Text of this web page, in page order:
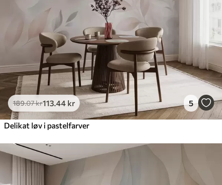
189.07kr113 .44 kr 5
Delikat løv i pastelfarver